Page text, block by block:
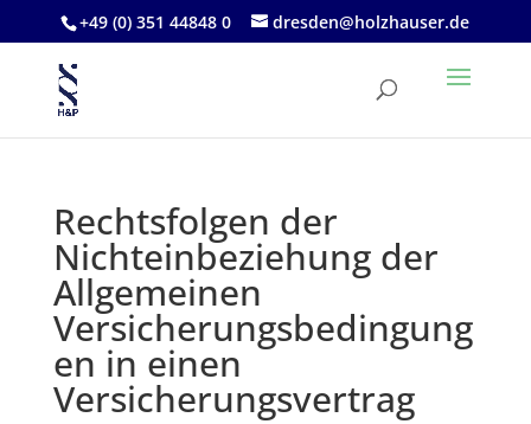
+49 (0) 351 44848 0 dresden@holzhauser.de
Rechtsfolgen der
Nichteinbeziehung der
Allgemeinen
Versicherungsbedingung
en in einen
Versicherungsvertrag